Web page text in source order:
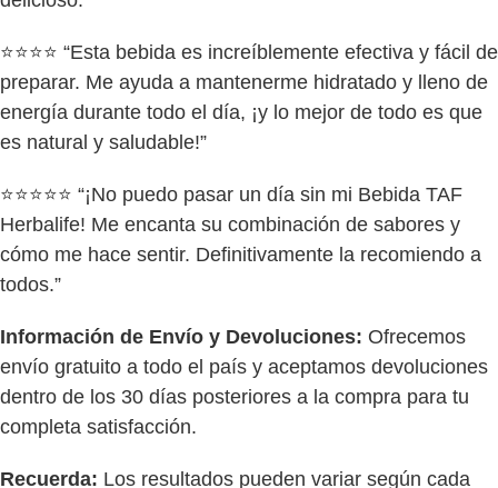
⭐⭐⭐⭐ “Esta bebida es increíblemente efectiva y fácil de
preparar. Me ayuda a mantenerme hidratado y lleno de
energía durante todo el día, ¡y lo mejor de todo es que
es natural y saludable!”
⭐⭐⭐⭐⭐ “¡No puedo pasar un día sin mi Bebida TAF
Herbalife! Me encanta su combinación de sabores y
cómo me hace sentir. Definitivamente la recomiendo a
todos.”
Información de Envío y Devoluciones: Ofrecemos
envío gratuito a todo el país y aceptamos devoluciones
dentro de los 30 días posteriores a la compra para tu
completa satisfacción.
Recuerda: Los resultados pueden variar según cada